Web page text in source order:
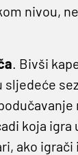
nivou,
. Bivši
koja igra
ako igrači